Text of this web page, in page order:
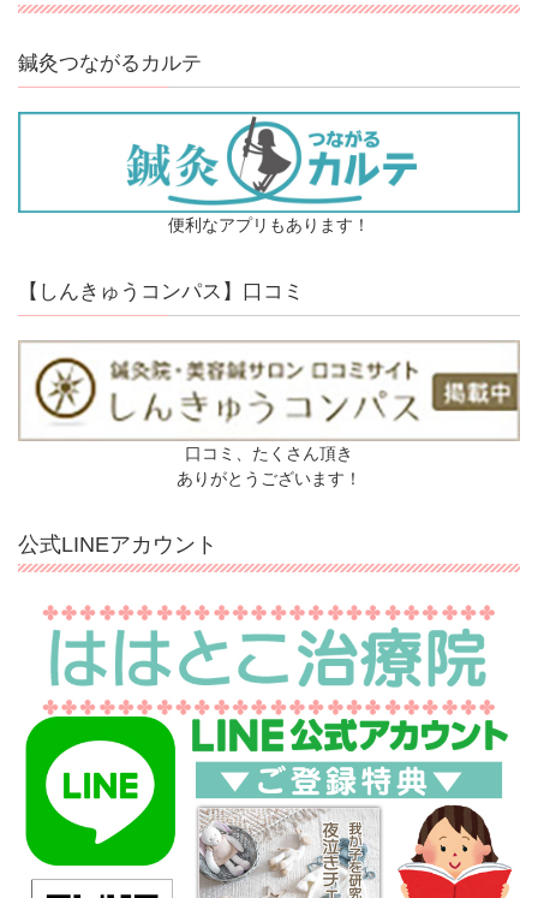
鍼灸つながるカルテ
便利なアプリもあります！
【しんきゅうコンパス】口コミ
口コミ、たくさん頂き
ありがとうございます！
公式LINEアカウント